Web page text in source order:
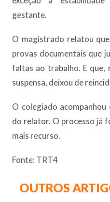
gestante.
O magistrado relatou
provas documentais que
faltas ao trabalho. E que,
suspensa, deixou de
O colegiado
do relator. O processo já
mais recurso.
Fonte: TRT4
OUTROS